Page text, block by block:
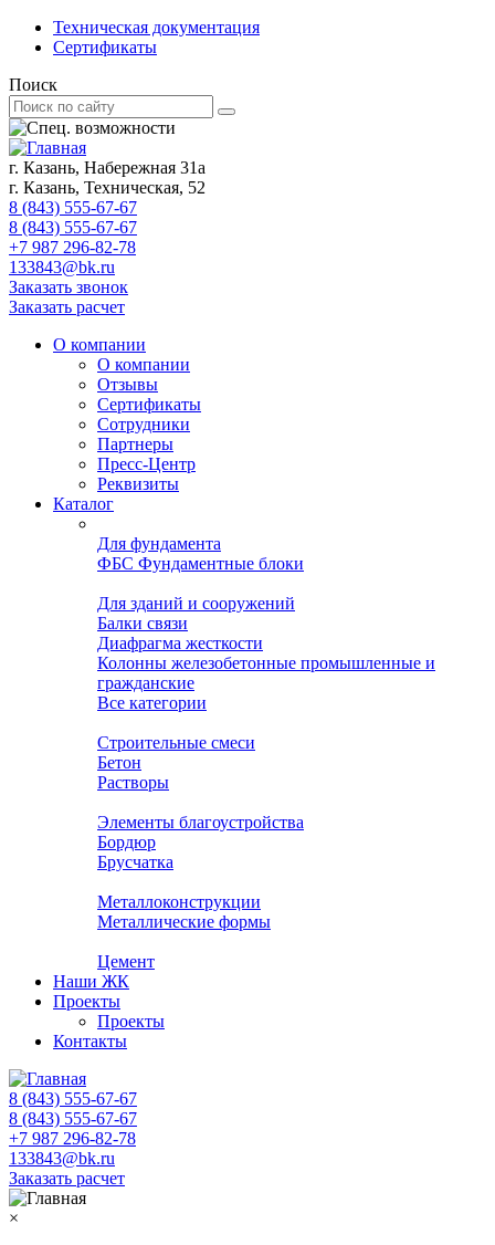
Техническая документация
Сертификаты
Поиск
г. Казань, Набережная 31а
г. Казань, Техническая, 52
8 (843) 555-67-67
8 (843) 555-67-67
+7 987 296-82-78
133843@bk.ru
Заказать звонок
Заказать расчет
О компании
О компании
Отзывы
Сертификаты
Сотрудники
Партнеры
Пресс-Центр
Реквизиты
Каталог
Для фундамента
ФБС Фундаментные блоки
Для зданий и сооружений
Балки связи
Диафрагма жесткости
Колонны железобетонные промышленные и
гражданские
Все категории
Строительные смеси
Бетон
Растворы
Элементы благоустройства
Бордюр
Брусчатка
Металлоконструкции
Металлические формы
Цемент
Наши ЖК
Проекты
Проекты
Контакты
8 (843) 555-67-67
8 (843) 555-67-67
+7 987 296-82-78
133843@bk.ru
Заказать расчет
×